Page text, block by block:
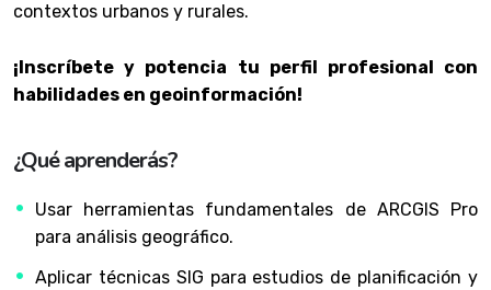
contextos urbanos y rurales.
¡Inscríbete y potencia tu perfil profesional con
habilidades en geoinformación!
¿Qué aprenderás?
Usar herramientas fundamentales de ARCGIS Pro
para análisis geográfico.
Aplicar técnicas SIG para estudios de planificación y